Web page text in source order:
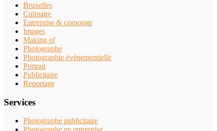
Bruxelles
Culinaire
Entreprise & corporate
Images
Making of
Photographe
Photographie événementielle
Portrait
Publicitaire
Reportage
Services
Photographe publicitaire